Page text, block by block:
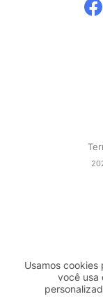
Usamos cookies
você usa